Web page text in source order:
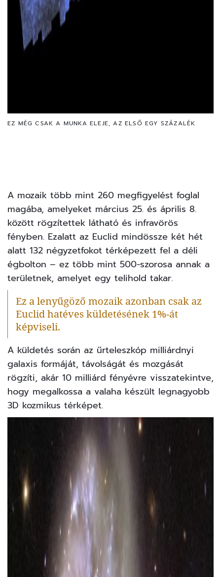
EZ MÉG CSAK A MUNKA ELEJE, AZ ELSŐ EGY SZÁZALÉK
A mozaik több mint 260 megfigyelést foglal
magába, amelyeket március 25. és április 8.
között rögzítettek látható és infravörös
fényben. Ezalatt az Euclid mindössze két hét
alatt 132 négyzetfokot térképezett fel a déli
égbolton – ez több mint 500-szorosa annak a
területnek, amelyet egy telihold takar.
Ez a lenyűgöző mozaik azonban csak az
Euclid hatéves küldetésének 1%-át
képviseli.
A küldetés során az űrteleszkóp milliárdnyi
galaxis formáját, távolságát és mozgását
rögzíti, akár 10 milliárd fényévre visszatekintve,
hogy megalkossa a valaha készült legnagyobb
3D kozmikus térképet.